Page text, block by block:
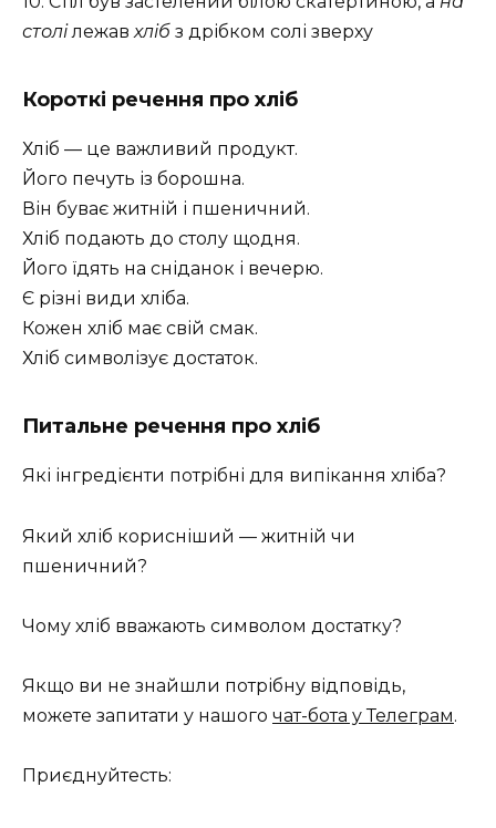
столілежавхліб з дрібком солі зверху
Короткі речення про хліб
Хліб — це важливий продукт.
Його печуть із борошна.
Він буває житній і пшеничний.
Хліб подають до столу щодня.
Його їдять на сніданок і вечерю.
Є різні види хліба.
Кожен хліб має свій смак.
Хліб символізує достаток.
Питальне речення про хліб
Які інгредієнти потрібні для випікання хліба?
Який хліб корисніший — житній чи
пшеничний?
Чому хліб вважають символом достатку?
Якщо ви не знайшли потрібну відповідь,
можете запитати у нашого чат-бота у Телеграм.
Приєднуйтесть: